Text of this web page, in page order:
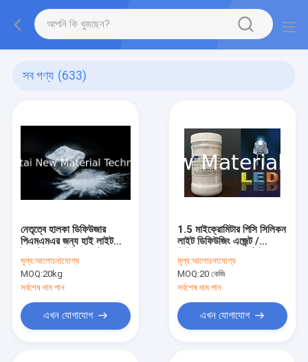
সব পণ্য (633)
নেতৃত্বে হালকা ডিফিউজার
পিএমএমএর জন্য হাই লাইট
রজন পাউডার
মূল্য:আলোচনাযোগ্য
MOQ:20kg
সর্বশেষ দাম পান
এখন যোগাযোগ
1.5 মাইক্রোমিটার পিসি সিলিকন
লাইট ডিফিউজিং এজেন্ট /
এসজিএস
মূল্য:আলোচনাযোগ্য
MOQ:20 কেজি
সর্বশেষ দাম পান
এখন যোগাযোগ